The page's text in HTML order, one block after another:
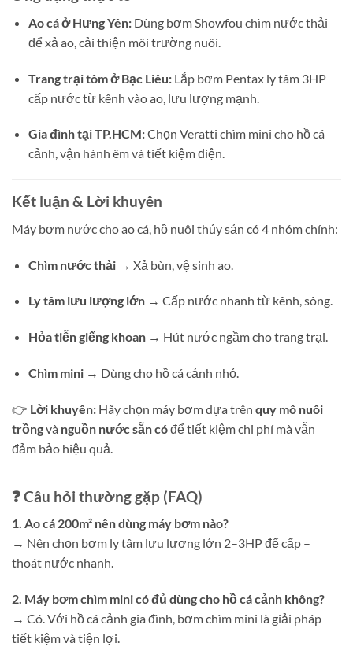
Ao cá ở Hưng Yên:Dùng bơm Showfou chìm nước thải
để xả ao, cải thiện môi trường nuôi.
Trang trại tôm ở Bạc Liêu:Lắp bơm Pentax ly tâm 3HP
cấp nước từ kênh vào ao, lưu lượng mạnh.
Gia đình tại TP.HCM:Chọn Veratti chìm mini cho hồ cá
cảnh, vận hành êm và tiết kiệm điện.
Kết luận & Lời khuyên
Máy bơm nước cho ao cá, hồ nuôi thủy sản có 4 nhóm chính:
Chìm nước thải→ Xả bùn, vệ sinh ao.
Ly tâm lưu lượng lớn→ Cấp nước nhanh từ kênh, sông.
Hỏa tiễn giếng khoan→ Hút nước ngầm cho trang trại.
Chìm mini→ Dùng cho hồ cá cảnh nhỏ.
👉 Lời khuyên: Hãy chọn máy bơm dựa trên quy mô nuôi
trồngvà nguồn nước sẵn cóđể tiết kiệm chi phí mà vẫn
đảm bảo hiệu quả.
❓ Câu hỏi thường gặp (FAQ)
1. Ao cá 200m² nên dùng máy bơm nào?
→ Nên chọn bơm ly tâm lưu lượng lớn 2–3HP để cấp –
thoát nước nhanh.
2. Máy bơm chìm mini có đủ dùng cho hồ cá cảnh không?
→ Có. Với hồ cá cảnh gia đình, bơm chìm mini là giải pháp
tiết kiệm và tiện lợi.